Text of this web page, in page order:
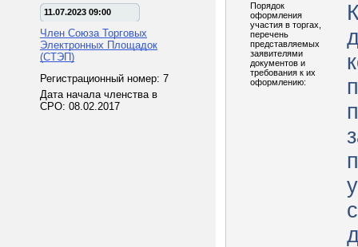
11.07.2023 09:00
Член Союза Торговых
Электронных Площадок
(СТЭП)
Регистрационный номер: 7
Дата начала членства в
СРО: 08.02.2017
Порядок
оформления
участия в торгах,
перечень
представляемых
заявителями
документов и
требования к их
оформлению: